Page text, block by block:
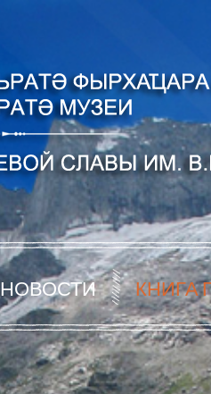
НОВОСТИ КНИГА